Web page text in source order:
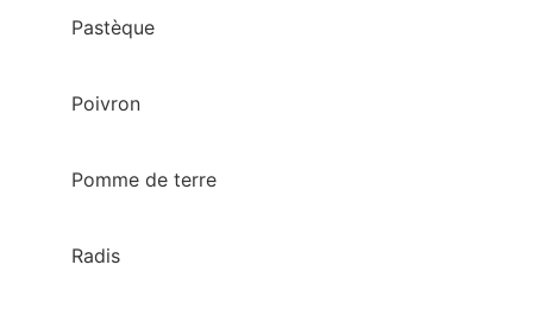
Pastèque
Poivron
Pomme de terre
Radis